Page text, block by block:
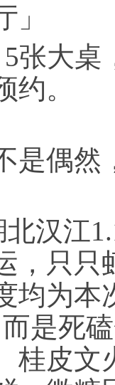
张大桌
。
是偶然
北汉江
，只只
均为本
是死
桂皮文